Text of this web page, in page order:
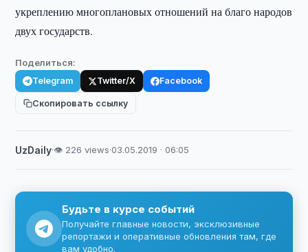
укреплению многоплановых отношений на благо народов
двух государств.
Поделиться:
Telegram Twitter/X Facebook
Скопировать ссылку
UzDaily·👁 226 views·03.05.2019 · 06:05
Будьте в курсе событий
Получайте главные новости, эксклюзивные
репортажи и оперативные обновления там, где
вам удобно.